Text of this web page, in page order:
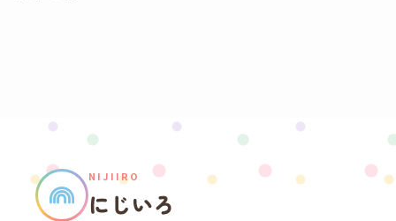
NIJIIRO
にじいろ